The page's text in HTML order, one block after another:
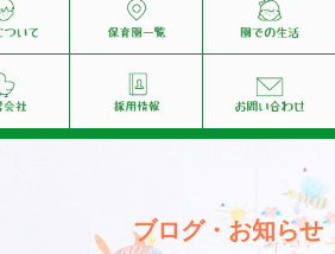
ブログ・お知らせ